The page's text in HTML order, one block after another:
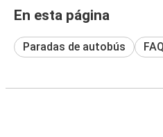
En esta página
Paradas de autobús FAQ